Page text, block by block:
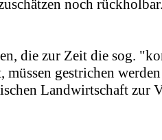
noch
die zur Zeit die sog.
gestrichen
Landwirtschaft zur